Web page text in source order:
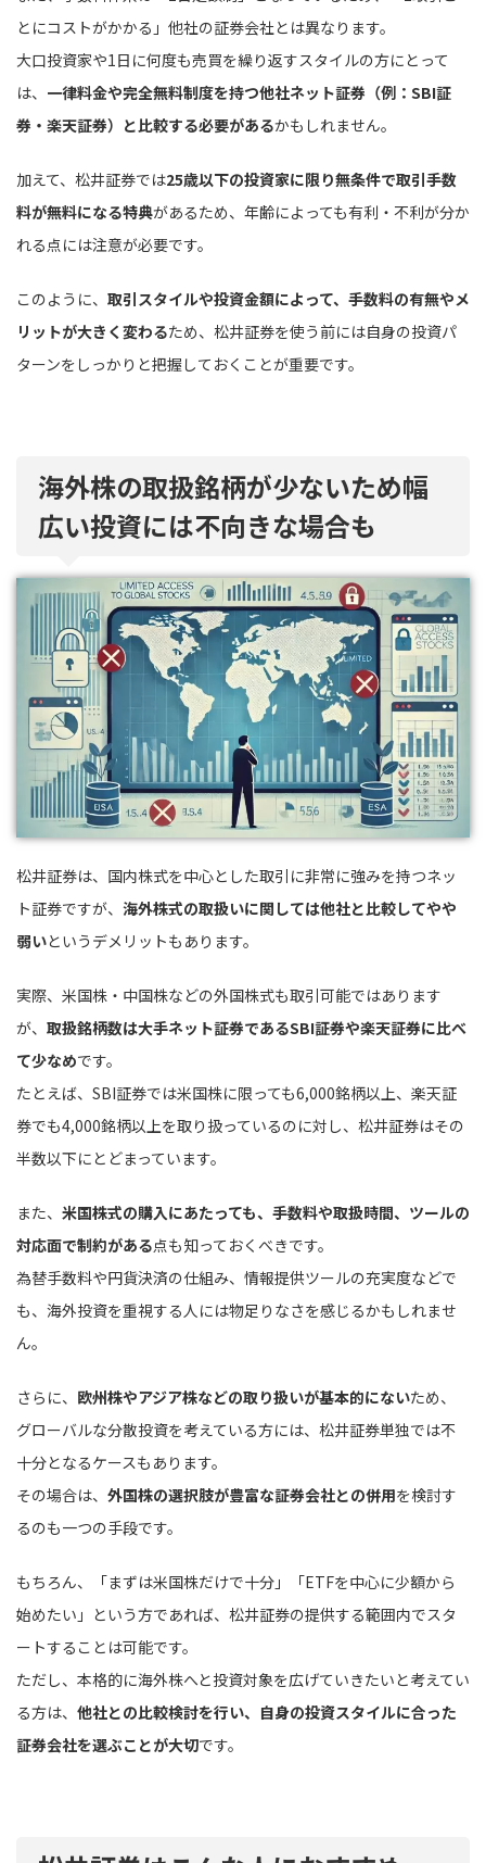
とにコストがかかる」他社の証券会社とは異なります。
大口投資家や1日に何度も売買を繰り返すスタイルの方にとって
は、 一律料金や完全無料制度を持つ他社ネット証券（例：SBI証
券・楽天証券）と比較する必要があるかもしれません。
加えて、松井証券では25歳以下の投資家に限り無条件で取引手数
料が無料になる特典があるため、年齢によっても有利・不利が分か
れる点には注意が必要です。
このように、 取引スタイルや投資金額によって、手数料の有無やメ
リットが大きく変わるため、松井証券を使う前には自身の投資パ
ターンをしっかりと把握しておくことが重要です。
海外株の取扱銘柄が少ないため幅
広い投資には不向きな場合も
松井証券は、国内株式を中心とした取引に非常に強みを持つネッ
ト証券ですが、 海外株式の取扱いに関しては他社と比較してやや
弱いというデメリットもあります。
実際、米国株・中国株などの外国株式も取引可能ではあります
が、 取扱銘柄数は大手ネット証券であるSBI証券や楽天証券に比べ
て少なめです。
たとえば、SBI証券では米国株に限っても6,000銘柄以上、楽天証
券でも4,000銘柄以上を取り扱っているのに対し、松井証券はその
半数以下にとどまっています。
また、 米国株式の購入にあたっても、手数料や取扱時間、ツールの
対応面で制約がある点も知っておくべきです。
為替手数料や円貨決済の仕組み、情報提供ツールの充実度などで
も、海外投資を重視する人には物足りなさを感じるかもしれませ
ん。
さらに、 欧州株やアジア株などの取り扱いが基本的にないため、
グローバルな分散投資を考えている方には、松井証券単独では不
十分となるケースもあります。
その場合は、 外国株の選択肢が豊富な証券会社との併用を検討す
るのも一つの手段です。
もちろん、「まずは米国株だけで十分」「ETFを中心に少額から
始めたい」という方であれば、松井証券の提供する範囲内でスタ
ートすることは可能です。
ただし、本格的に海外株へと投資対象を広げていきたいと考えてい
る方は、 他社との比較検討を行い、自身の投資スタイルに合った
証券会社を選ぶことが大切です。